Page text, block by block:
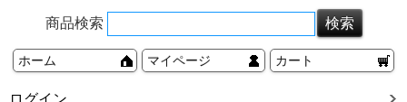
商品検索
ホーム マイページ カート